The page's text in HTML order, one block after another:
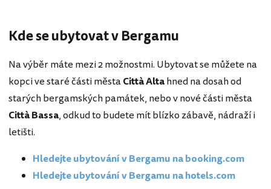
Kde se ubytovat v Bergamu
Na výběr máte mezi 2 možnostmi. Ubytovat se můžete na
kopci ve staré části městaCittà Altahned na dosah od
starých bergamských památek, nebo v nové části města
Città Bassa, odkud to budete mít blízko zábavě, nádraží i
letišti.
Hledejte ubytování v Bergamu na booking.com
Hledejte ubytování v Bergamu na hotels.com